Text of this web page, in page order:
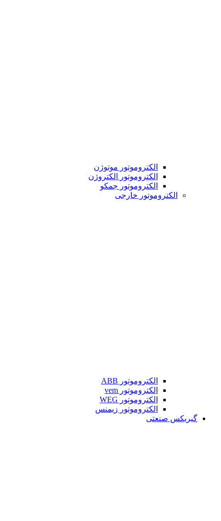
الکتروموتور موتوژن
الکتروموتور الکتروژن
الکتروموتور جمکو
الکتروموتور خارجی
الکتروموتور ABB
الکتروموتور vem
الکتروموتور WEG
الکتروموتور زیمنس
گیربکس صنعتی